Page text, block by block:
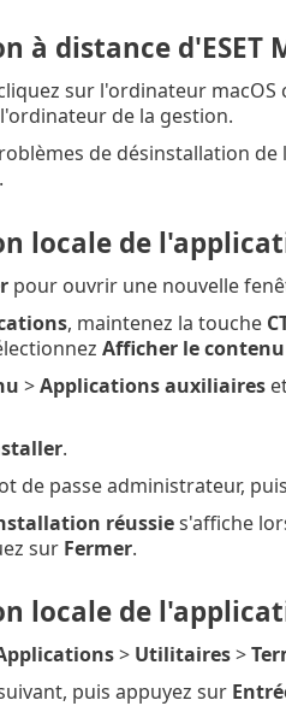
à distance d'ESET
sur l'ordinateur macOS
de la gestion.
de désinstallation de
locale de
pour ouvrir une nouvelle
, maintenez la touche
Afficher le
>Applications auxiliaires
.
de passe administrateur,
réussies'affiche
sur Fermer.
locale de
> Utilitaires>
puis appuyez sur